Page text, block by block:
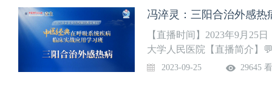
冯淬灵：三阳合治外感热
【直播时间】2023年9月25
大学人民医院【直播简介】
晰驱除邪热💬探求经典，结
2023-09-25 29645